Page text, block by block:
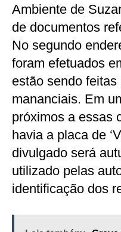
Ambiente de
de documentos
No segundo
foram efetuados
estão sendo
mananciais. Em
próximos a essas
havia a placa de
divulgado será
utilizado pelas
identificação dos